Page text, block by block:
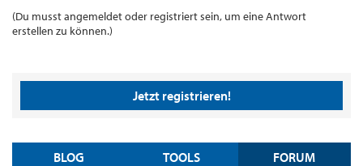
(Du musst angemeldet oder registriert sein, um eine Antwort
erstellen zu können.)
Jetzt registrieren!
BLOG TOOLS FORUM